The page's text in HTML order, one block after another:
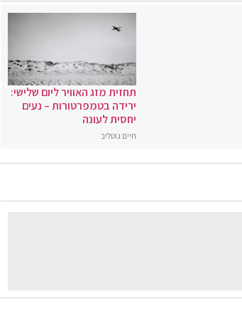
תחזית מזג האוויר ליום שלישי:
ירידה בטמפרטורות – נעים
יחסית לעונה
חיים גוטליב